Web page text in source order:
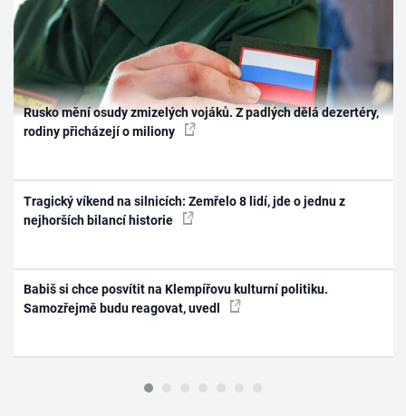
Rusko mění osudy zmizelých vojáků. Z padlých dělá dezertéry,
rodiny přicházejí o miliony
Tragický víkend na silnicích: Zemřelo 8 lidí, jde o jednu z
nejhorších bilancí historie
Babiš si chce posvítit na Klempířovu kulturní politiku.
Samozřejmě budu reagovat, uvedl